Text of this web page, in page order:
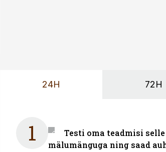
24H 72H
1
Testi oma teadmisi
mälumänguga ning saad